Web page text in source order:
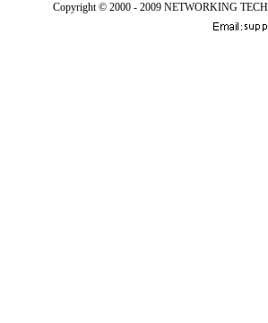
Copyright © 2000 - 2009 NETWORKING